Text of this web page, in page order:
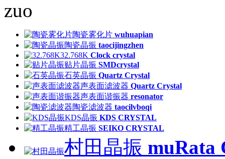
陶瓷雾化片 wuhuapian
陶瓷晶振 taocijingzhen
32.768K Clock crystal
贴片晶振 SMDcrystal
石英晶振 Quartz Crystal
声表面滤波器 Quartz Crystal
声表面谐振器 resonator
陶瓷滤波器 taocilvboqi
KDS晶振 KDS CRYSTAL
精工晶振 SEIKO CRYSTAL
村田晶振 muRata